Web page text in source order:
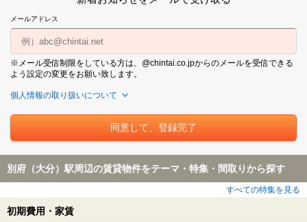
メールアドレス
※メール受信制限をしている方は、@chintai.co.jpからのメールを受信できる
よう設定の変更をお願い致します。
個人情報の取り扱いについて
別府（大分）駅周辺の賃貸物件をテーマ・特集・間取りから探す
すべての特集を見る
初期費用・家賃